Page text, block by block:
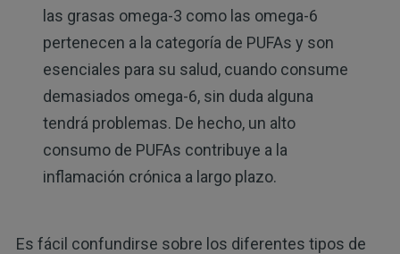
las grasas omega-3 como las omega-6
pertenecen a la categoría de PUFAs y son
esenciales para su salud, cuando consume
demasiados omega-6, sin duda alguna
tendrá problemas. De hecho, un alto
consumo de PUFAs contribuye a la
inflamación crónica a largo plazo.
Es fácil confundirse sobre los diferentes tipos de